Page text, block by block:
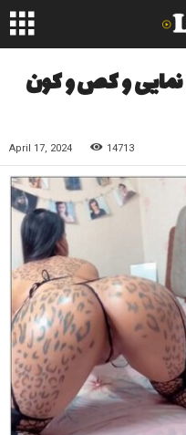
و کص و کون
April 17, 2024 14713